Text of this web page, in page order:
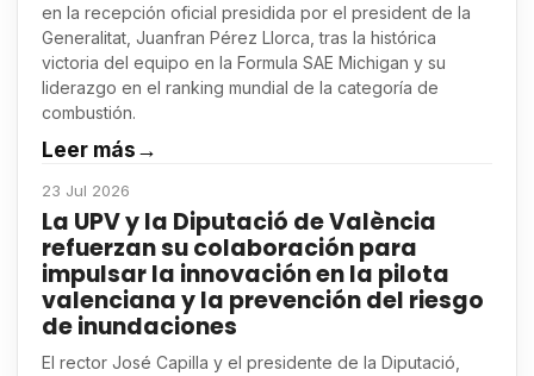
en la recepción oficial presidida por el president de la
Generalitat, Juanfran Pérez Llorca, tras la histórica
victoria del equipo en la Formula SAE Michigan y su
liderazgo en el ranking mundial de la categoría de
combustión.
Leer más→
23 Jul 2026
La UPV y la Diputació de València
refuerzan su colaboración para
impulsar la innovación en la pilota
valenciana y la prevención del riesgo
de inundaciones
El rector José Capilla y el presidente de la Diputació,